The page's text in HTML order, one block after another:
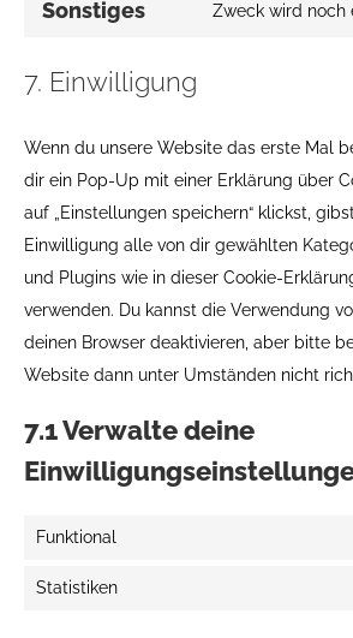
Sonstiges Zweck wird noch
7. Einwilligung
Wenn du unsere Website das erste Mal
dir ein Pop-Up mit einer Erklärung über
auf „Einstellungen speichern“ klickst,
Einwilligung alle von dir gewählten
und Plugins wie in dieser Cookie-
verwenden. Du kannst die Verwendung
deinen Browser deaktivieren, aber bitte
Website dann unter Umständen nicht
7.1 Verwalte deine
Funktional
Statistiken